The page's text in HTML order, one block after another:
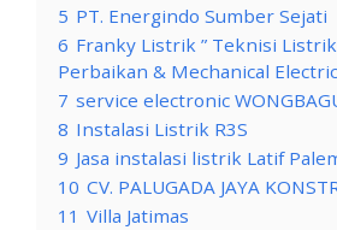
5 PT. Energindo Sumber Sejati
6 Franky Listrik ” Teknisi
Perbaikan & Mechanical
7 service electronic
8 Instalasi Listrik R3S
9 Jasa instalasi listrik Latif
10 CV. PALUGADA JAYA
11 Villa Jatimas